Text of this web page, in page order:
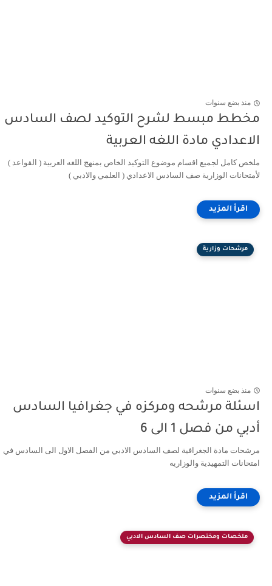
منذ بضع سنوات
مخطط مبسط لشرح التوكيد لصف السادس
الاعدادي مادة اللغه العربية
ملخص كامل لجميع اقسام موضوع التوكيد الخاص بمنهج اللغه العربية ( القواعد )
لأمتحانات الوزارية صف السادس الاعدادي ( العلمي والادبي )
مرشحات وزارية
منذ بضع سنوات
اسئلة مرشحه ومركزه في جغرافيا السادس
أدبي من فصل 1 الى 6
مرشحات مادة الجغرافية لصف السادس الادبي من الفصل الاول الى السادس في
امتحانات التمهيدية والوزاريه
ملخصات ومختصرات صف السادس الادبي